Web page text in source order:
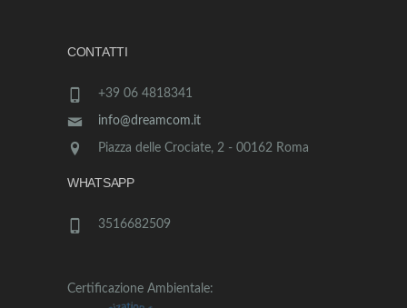
CONTATTI
+39 06 4818341
info@dreamcom.it
Piazza delle Crociate, 2 - 00162 Roma
WHATSAPP
3516682509
Certificazione Ambientale: